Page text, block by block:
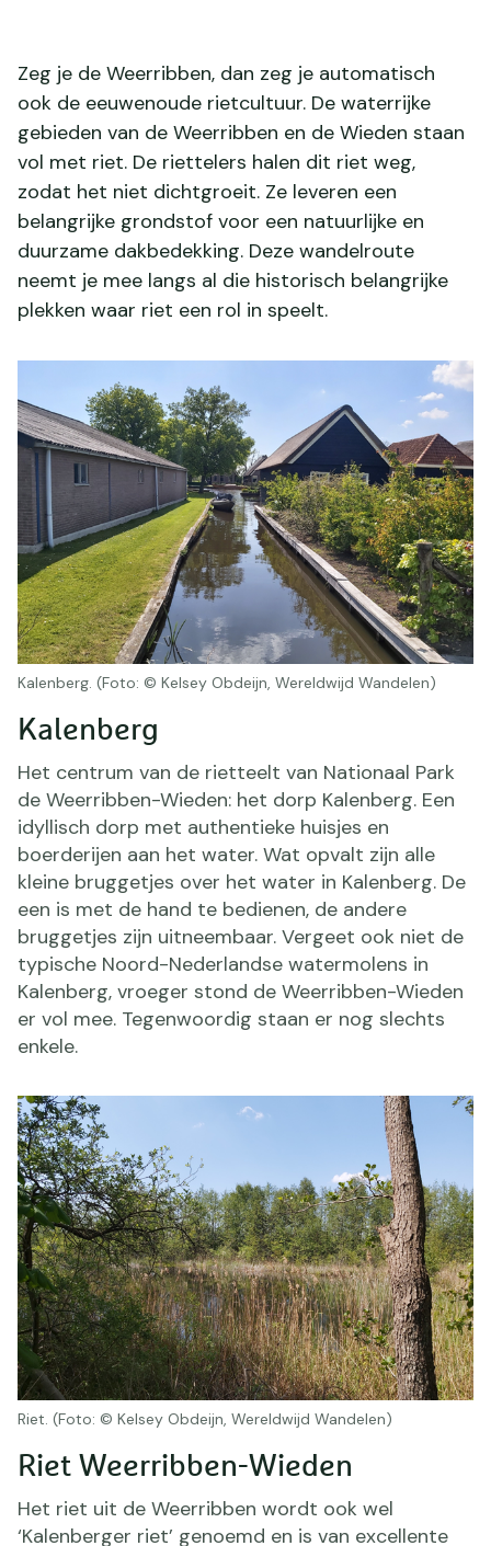
Zeg je de Weerribben, dan zeg je automatisch
ook de eeuwenoude rietcultuur. De waterrijke
gebieden van de Weerribben en de Wieden staan
vol met riet. De riettelers halen dit riet weg,
zodat het niet dichtgroeit. Ze leveren een
belangrijke grondstof voor een natuurlijke en
duurzame dakbedekking. Deze wandelroute
neemt je mee langs al die historisch belangrijke
plekken waar riet een rol in speelt.
Kalenberg. (Foto: © Kelsey Obdeijn, Wereldwijd Wandelen)
Kalenberg
Het centrum van de rietteelt van Nationaal Park
de Weerribben-Wieden: het dorp Kalenberg. Een
idyllisch dorp met authentieke huisjes en
boerderijen aan het water. Wat opvalt zijn alle
kleine bruggetjes over het water in Kalenberg. De
een is met de hand te bedienen, de andere
bruggetjes zijn uitneembaar. Vergeet ook niet de
typische Noord-Nederlandse watermolens in
Kalenberg, vroeger stond de Weerribben-Wieden
er vol mee. Tegenwoordig staan er nog slechts
enkele.
Riet Weerribben-Wieden
Het riet uit de Weerribben wordt ook wel
‘Kalenberger riet’ genoemd en is van excellente
Riet. (Foto: © Kelsey Obdeijn, Wereldwijd Wandelen)